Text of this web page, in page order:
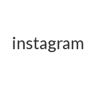
instagram